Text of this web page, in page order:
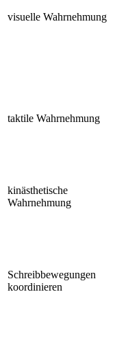
visuelle Wahrnehmung
taktile Wahrnehmung
kinästhetische
Wahrnehmung
Schreibbewegungen
koordinieren